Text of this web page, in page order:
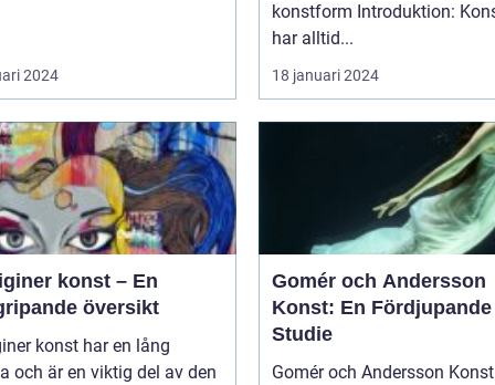
2024
konstform Introduktion: Konsten
har alltid...
18 januari 2024
konst – En
översikt
konst har en lång
och är en viktig del av den
Gomér och Andersson
Konst: En Fördjupande
Studie
Gomér och Andersson